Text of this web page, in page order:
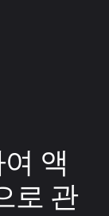
액
로 관